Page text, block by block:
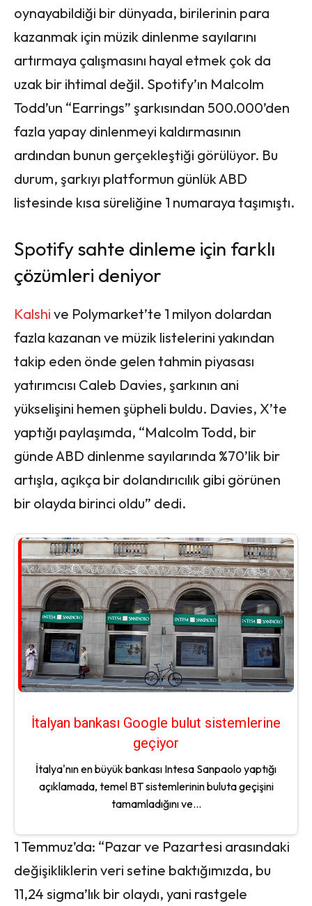
oynayabildiği bir dünyada, birilerinin para
kazanmak için müzik dinlenme sayılarını
artırmaya çalışmasını hayal etmek çok da
uzak bir ihtimal değil. Spotify’ın Malcolm
Todd’un “Earrings” şarkısından 500.000’den
fazla yapay dinlenmeyi kaldırmasının
ardından bunun gerçekleştiği görülüyor. Bu
durum, şarkıyı platformun günlük ABD
listesinde kısa süreliğine 1 numaraya taşımıştı.
Spotify sahte dinleme için farklı
çözümleri deniyor
Kalshi ve Polymarket’te 1 milyon dolardan
fazla kazanan ve müzik listelerini yakından
takip eden önde gelen tahmin piyasası
yatırımcısı Caleb Davies, şarkının ani
yükselişini hemen şüpheli buldu. Davies, X’te
yaptığı paylaşımda, “Malcolm Todd, bir
günde ABD dinlenme sayılarında %70’lik bir
artışla, açıkça bir dolandırıcılık gibi görünen
bir olayda birinci oldu” dedi.
İtalyan bankası Google bulut sistemlerine
geçiyor
İtalya'nın en büyük bankası Intesa Sanpaolo yaptığı
açıklamada, temel BT sistemlerinin buluta geçişini
tamamladığını ve...
1 Temmuz’da: “Pazar ve Pazartesi arasındaki
değişikliklerin veri setine baktığımızda, bu
11,24 sigma’lık bir olaydı, yani rastgele